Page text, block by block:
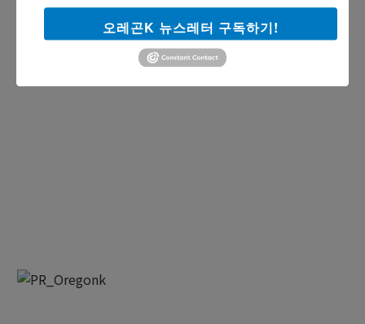
오레곤K 뉴스레터 구독하기!